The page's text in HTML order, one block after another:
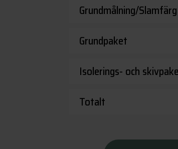
Grundmålning/Slamfärg
Grundpaket
Isolerings- och
Totalt